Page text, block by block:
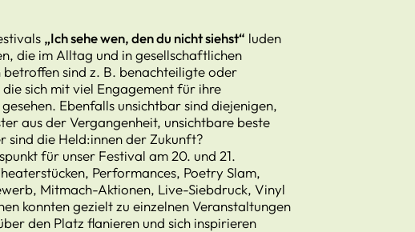
„Ich sehe wen, den du nicht siehst“ luden
die im Alltag und in gesellschaftlichen
sind z. B. benachteiligte oder
sich mit viel Engagement für ihre
Ebenfalls unsichtbar sind diejenigen,
aus der Vergangenheit, unsichtbare beste
sind die Held:innen der Zukunft?
für unser Festival am 20. und 21.
Performances, Poetry Slam,
Mitmach-Aktionen, Live-Siebdruck, Vinyl
konnten gezielt zu einzelnen Veranstaltungen
den Platz flanieren und sich inspirieren